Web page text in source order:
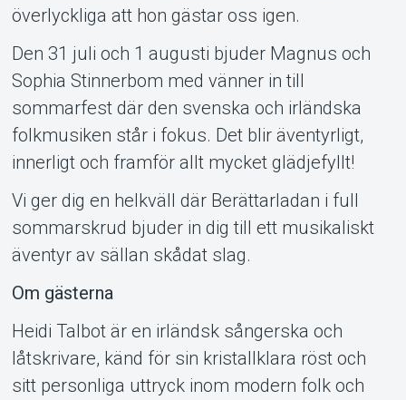
Om Tickster
överlyckliga att hon gästar oss igen.
Den 31 juli och 1 augusti bjuder Magnus och
Sophia Stinnerbom med vänner in till
sommarfest där den svenska och irländska
folkmusiken står i fokus. Det blir äventyrligt,
innerligt och framför allt mycket glädjefyllt!
Vi ger dig en helkväll där Berättarladan i full
sommarskrud bjuder in dig till ett musikaliskt
äventyr av sällan skådat slag.
Om gästerna
Heidi Talbot är en irländsk sångerska och
låtskrivare, känd för sin kristallklara röst och
sitt personliga uttryck inom modern folk och